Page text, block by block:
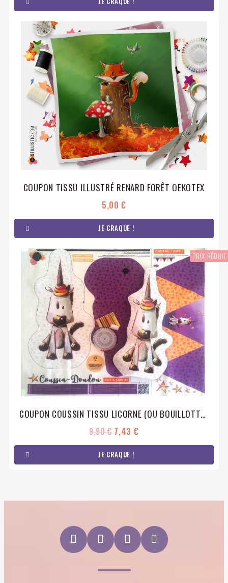
COUPON TISSU ILLUSTRÉ RENARD FORÊT OEKOTEX
5,00 €
JE CRAQUE !
PRIX RÉDUIT
COUPON COUSSIN TISSU LICORNE (OU BOUILLOTTE SÈCHE)
9,90 € 7,43 €
JE CRAQUE !